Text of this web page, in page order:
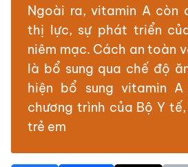
Ngoài ra, vitamin A còn
thị lực, sự phát triển
niêm mạc. Cách an toàn
là bổ sung qua chế độ
hiện bổ sung vitamin
chương trình của Bộ Y
trẻ em